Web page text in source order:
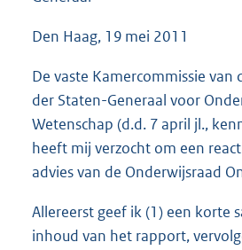
Den Haag, 19 mei 2011
De vaste Kamercommissie van
der Staten-Generaal voor
Wetenschap (d.d. 7 april jl.,
heeft mij verzocht om een
advies van de Onderwijsraad
Allereerst geef ik (1) een korte
inhoud van het rapport,